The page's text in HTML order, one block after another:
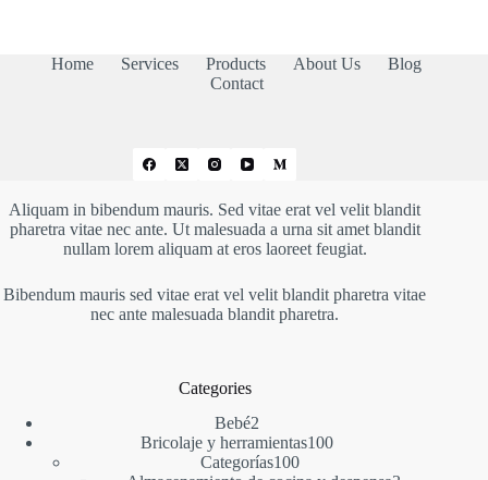
Home Services Products About Us
Blog
Contact
Aliquam in bibendum mauris. Sed vitae erat vel velit blandit
pharetra vitae nec ante. Ut malesuada a urna sit amet blandit
nullam lorem aliquam at eros laoreet feugiat.
Bibendum mauris sed vitae erat vel velit blandit pharetra vitae
nec ante malesuada blandit pharetra.
Categories
Bebé22
productos
Bricolaje y herramientas100100
Categorías100100